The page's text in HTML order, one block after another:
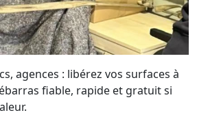
agences : libérez vos surfaces à
fiable, rapide et gratuit si